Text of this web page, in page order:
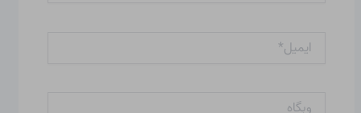
ایمیل*